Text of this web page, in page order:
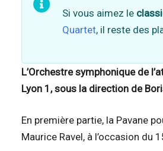
Si vous aimez le
Quartet, il reste des
L’Orchestre symphonique de
Lyon 1, sous la direction de
En première partie, la Pavane
Maurice Ravel, à l’occasion du